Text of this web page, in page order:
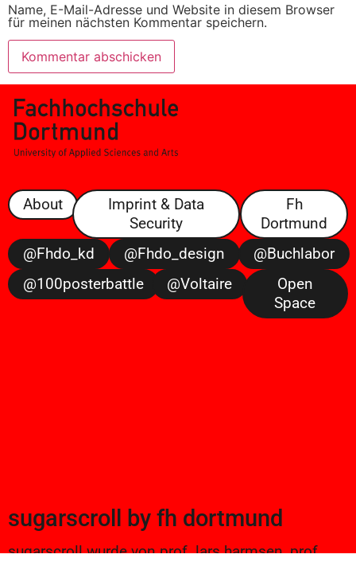
Name, E-Mail-Adresse und Website in diesem Browser
für meinen nächsten Kommentar speichern.
About
Imprint & Data
Security
Fh
Dortmund
@fhdo_kd
@fhdo_design
@buchlabor
@100posterbattle
@voltaire
Open
Space
sugarscroll by fh dortmund
sugarscroll wurde von prof. lars harmsen, prof.